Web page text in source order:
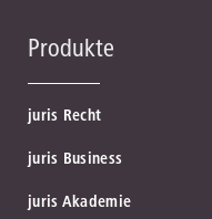
Produkte
juris Recht
juris Business
juris Akademie